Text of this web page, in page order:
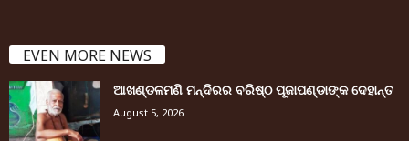
EVEN MORE NEWS
ଆଖଣ୍ଡଳମଣି ମନ୍ଦିରର ବରିଷ୍ଠ ପୂଜାପଣ୍ଡାଙ୍କ ଦେହାନ୍ତ
August 5, 2026